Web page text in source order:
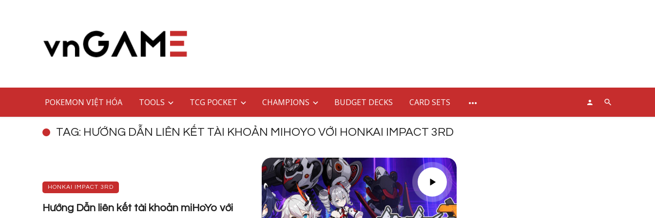
POKEMON VIỆT HÓA TOOLS TCG POCKET CHAMPIONS BUDGET DECKS CARD SETS
TAG: HƯỚNG DẪN LIÊN KẾT TÀI KHOẢN MIHOYO VỚI HONKAI IMPACT 3RD
HONKAI IMPACT 3RD
Hướng Dẫn liên kết tài khoản miHoYo với